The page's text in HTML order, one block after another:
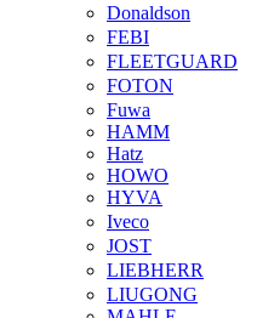
Donaldson
FEBI
FLEETGUARD
FOTON
Fuwa
HAMM
Hatz
HOWO
HYVA
Iveco
JOST
LIEBHERR
LIUGONG